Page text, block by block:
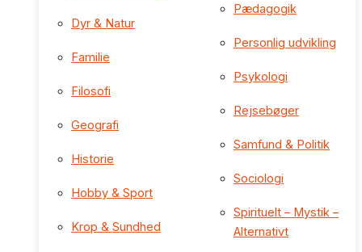
Dyr & Natur
Familie
Filosofi
Geografi
Historie
Hobby & Sport
Krop & Sundhed
Pædagogik
Personlig udvikling
Psykologi
Rejsebøger
Samfund & Politik
Sociologi
Spirituelt – Mystik –
Alternativt